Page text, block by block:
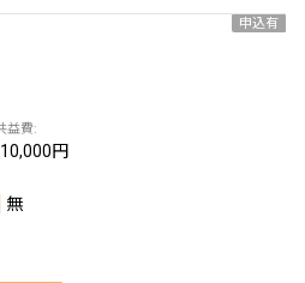
申込有
10,000円
無